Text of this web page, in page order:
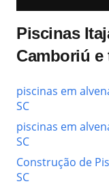
Piscinas
Camboriú e
piscinas em
SC
piscinas em
SC
Construção de
SC